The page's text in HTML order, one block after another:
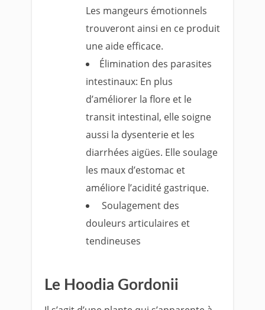
Les mangeurs émotionnels
trouveront ainsi en ce produit
une aide efficace.
Élimination des parasites
intestinaux: En plus
d’améliorer la flore et le
transit intestinal, elle soigne
aussi la dysenterie et les
diarrhées aigües. Elle soulage
les maux d’estomac et
améliore l’acidité gastrique.
Soulagement des
douleurs articulaires et
tendineuses
Le Hoodia Gordonii